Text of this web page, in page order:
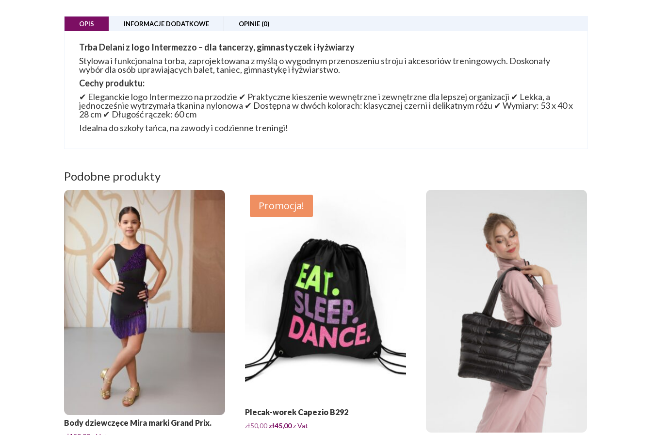
OPIS INFORMACJE DODATKOWE OPINIE (0)
Trba Delani z logo Intermezzo – dla tancerzy, gimnastyczek i łyżwiarzy
Stylowa i funkcjonalna torba, zaprojektowana z myślą o wygodnym przenoszeniu stroju i akcesoriów treningowych. Doskonały
wybór dla osób uprawiających balet, taniec, gimnastykę i łyżwiarstwo.
Cechy produktu:
✔ Eleganckie logo Intermezzo na przodzie ✔ Praktyczne kieszenie wewnętrzne i zewnętrzne dla lepszej organizacji ✔ Lekka, a
jednocześnie wytrzymała tkanina nylonowa ✔ Dostępna w dwóch kolorach: klasycznej czerni i delikatnym różu ✔ Wymiary: 53 x 40 x
28 cm ✔ Długość rączek: 60 cm
Idealna do szkoły tańca, na zawody i codzienne treningi!
Podobne produkty
Body dziewczęce Mira marki Grand Prix.
Promocja!
Plecak-worek Capezio B292
zł50,00 Pierwotna
zł45,00Aktualna
z Vat